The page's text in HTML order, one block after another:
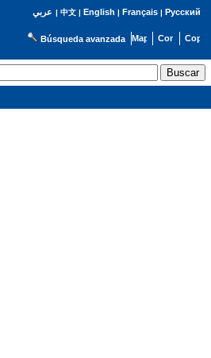
عربي | 中文| English | Français| Русский
Búsqueda avanzada